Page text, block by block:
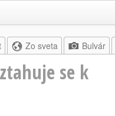
Zo sveta Bulvár
se k